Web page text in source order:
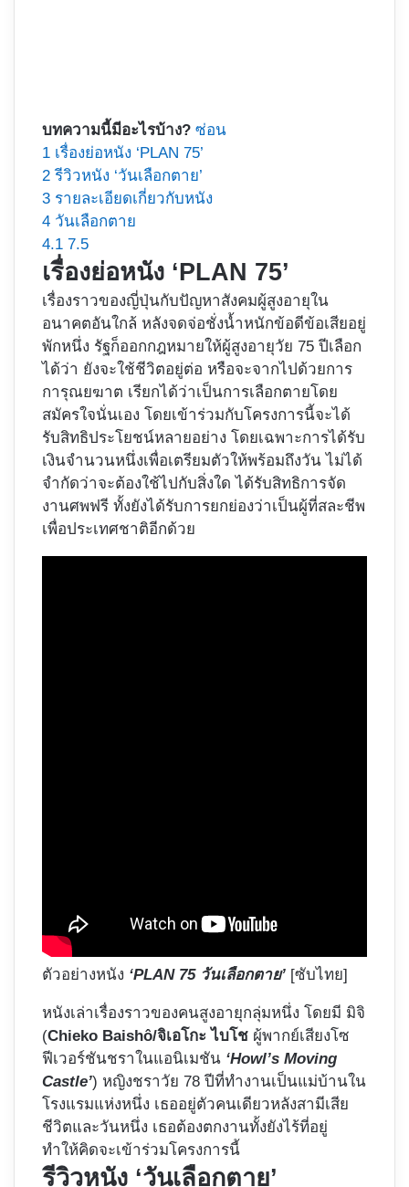
บทความนี้มีอะไรบ้าง? ซ่อน
1 เรื่องย่อหนัง ‘PLAN 75’
2 รีวิวหนัง ‘วันเลือกตาย’
3 รายละเอียดเกี่ยวกับหนัง
4 วันเลือกตาย
4.1 7.5
เรื่องย่อหนัง ‘PLAN 75’
เรื่องราวของญี่ปุ่นกับปัญหาสังคมผู้สูงอายุใน
อนาคตอันใกล้ หลังจดจ่อชั่งน้ำหนักข้อดีข้อเสียอยู่
พักหนึ่ง รัฐก็ออกกฎหมายให้ผู้สูงอายุวัย 75 ปีเลือก
ได้ว่า ยังจะใช้ชีวิตอยู่ต่อ หรือจะจากไปด้วยการ
การุณยฆาต เรียกได้ว่าเป็นการเลือกตายโดย
สมัครใจนั่นเอง โดยเข้าร่วมกับโครงการนี้จะได้
รับสิทธิประโยชน์หลายอย่าง โดยเฉพาะการได้รับ
เงินจำนวนหนึ่งเพื่อเตรียมตัวให้พร้อมถึงวัน ไม่ได้
จำกัดว่าจะต้องใช้ไปกับสิ่งใด ได้รับสิทธิการจัด
งานศพฟรี ทั้งยังได้รับการยกย่องว่าเป็นผู้ที่สละชีพ
เพื่อประเทศชาติอีกด้วย
ตัวอย่างหนัง ‘PLAN 75 วันเลือกตาย’ [ซับไทย]
หนังเล่าเรื่องราวของคนสูงอายุกลุ่มหนึ่ง โดยมี มิจิ
(Chieko Baishô/จิเอโกะ ไบโช ผู้พากย์เสียงโซ
ฟีเวอร์ชันชราในแอนิเมชัน ‘Howl’s Moving
Castle’) หญิงชราวัย 78 ปีที่ทำงานเป็นแม่บ้านใน
โรงแรมแห่งหนึ่ง เธออยู่ตัวคนเดียวหลังสามีเสีย
ชีวิตและวันหนึ่ง เธอต้องตกงานทั้งยังไร้ที่อยู่
ทำให้คิดจะเข้าร่วมโครงการนี้
รีวิวหนัง ‘วันเลือกตาย’